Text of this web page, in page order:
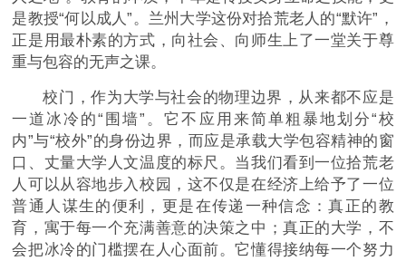
是教授“何以成人”。兰州大学这份对拾荒老人的“默许”，
正是用最朴素的方式，向社会、向师生上了一堂关于尊
重与包容的无声之课。
校门，作为大学与社会的物理边界，从来都不应是
一道冰冷的“围墙”。它不应用来简单粗暴地划分“校
内”与“校外”的身份边界，而应是承载大学包容精神的窗
口、丈量大学人文温度的标尺。当我们看到一位拾荒老
人可以从容地步入校园，这不仅是在经济上给予了一位
普通人谋生的便利，更是在传递一种信念：真正的教
育，寓于每一个充满善意的决策之中；真正的大学，不
会把冰冷的门槛摆在人心面前。它懂得接纳每一个努力